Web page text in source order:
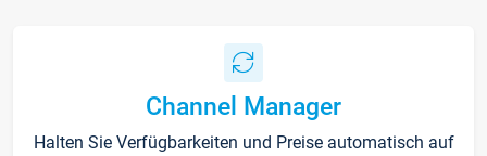
Channel Manager
Halten Sie Verfügbarkeiten und Preise automatisch auf